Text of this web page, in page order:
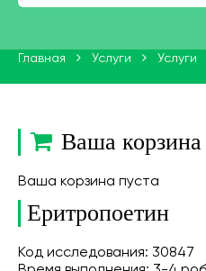
Главная Услуги Услуги
Ваша корзина
Ваша корзина пуста
Еритропоетин
Код исследования: 30847